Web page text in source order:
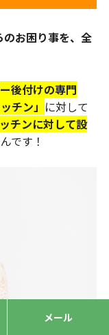
お困り事を、全
後付けの専門
チン」 に対して
ッチンに対して設
です！
メール